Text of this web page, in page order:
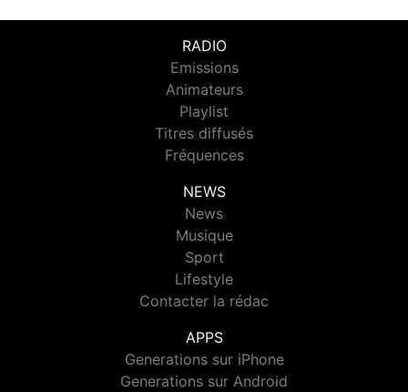
RADIO
Emissions
Animateurs
Playlist
Titres diffusés
Fréquences
NEWS
News
Musique
Sport
Lifestyle
Contacter la rédac
APPS
Generations sur iPhone
Generations sur Android